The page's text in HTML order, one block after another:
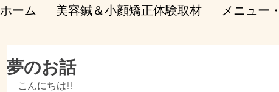
ホーム 美容鍼＆小顔矯正体験取材 メニュー
夢のお話
こんにちは!!